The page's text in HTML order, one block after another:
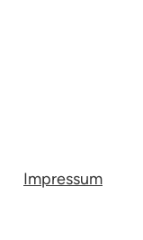
Impressum